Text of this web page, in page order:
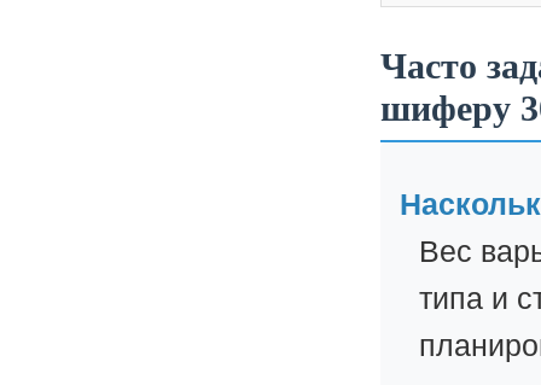
Часто
шиферу
Вес
типа и